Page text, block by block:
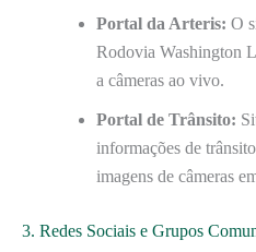
Portal da Arteris: O
Rodovia Washington
a câmeras ao vivo.
Portal de Trânsito:
informações de
imagens de câmeras
3. Redes Sociais e Grupos